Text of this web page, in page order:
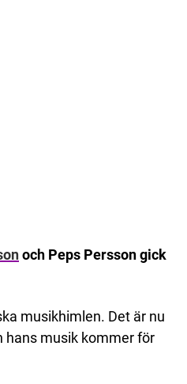
och Peps Persson gick
musikhimlen. Det är nu
hans musik kommer för